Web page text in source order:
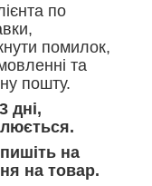
по
помилок,
та
пошту.
дні,
на
на товар.